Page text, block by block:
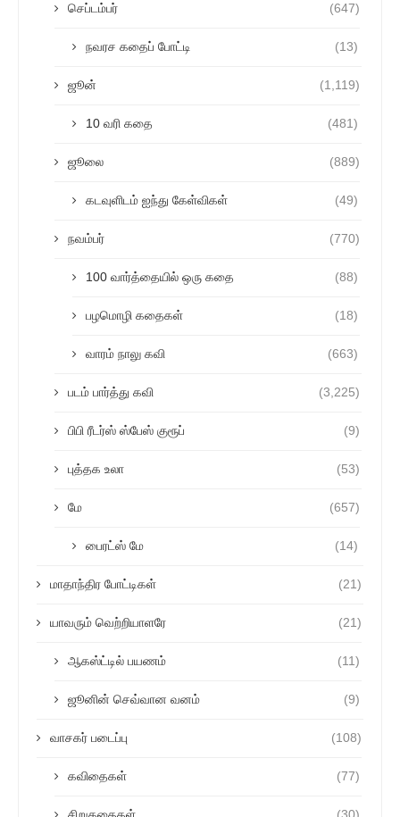
செப்டம்பர் (647)
நவரச கதைப் போட்டி (13)
ஜூன் (1,119)
10 வரி கதை (481)
ஜூலை (889)
கடவுளிடம் ஐந்து கேள்விகள் (49)
நவம்பர் (770)
100 வார்த்தையில் ஒரு கதை (88)
பழமொழி கதைகள் (18)
வாரம் நாலு கவி (663)
படம் பார்த்து கவி (3,225)
பிபி ரீடர்ஸ் ஸ்பேஸ் குரூப் (9)
புத்தக உலா (53)
மே (657)
பைரட்ஸ் மே (14)
மாதாந்திர போட்டிகள் (21)
யாவரும் வெற்றியாளரே (21)
ஆகஸ்ட்டில் பயணம் (11)
ஜூனின் செவ்வான வனம் (9)
வாசகர் படைப்பு (108)
கவிதைகள் (77)